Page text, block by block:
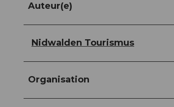
Auteur(e)
Nidwalden Tourismus
Organisation